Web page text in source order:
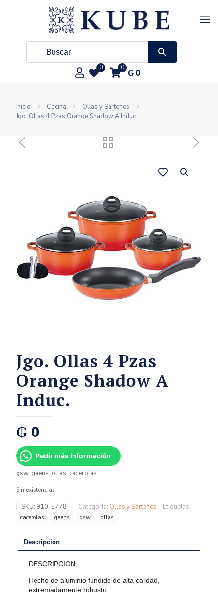
0 0 ₲0
Inicio Cocina
Ollas y Sartenes
Jgo. Ollas 4 Pzas Orange Shadow A Induc.
Jgo. Ollas 4 Pzas
Orange Shadow A
Induc.
₲ 0
Pedir más información
gsw, gaens, ollas, cacerolas
Sin existencias
SKU: 910-5778 Categoría: Ollas y Sartenes Etiquetas:
cacerolas gaens gsw ollas
Descripción
DESCRIPCION:
Hecho de aluminio fundido de alta calidad,
extremadamente robusto